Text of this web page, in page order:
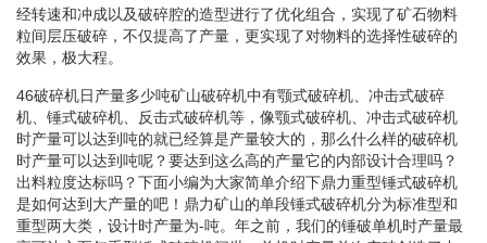
经转速和冲成以及破碎腔的造型进行了优化组合，实现了矿石物料
粒间层压破碎，不仅提高了产量，更实现了对物料的选择性破碎的
效果，极大程。
46破碎机日产量多少吨矿山破碎机中有颚式破碎机、冲击式破碎
机、锤式破碎机、反击式破碎机等，像颚式破碎机、冲击式破碎机
时产量可以达到吨的就已经算是产量较大的，那么什么样的破碎机
时产量可以达到吨呢？要达到这么高的产量它的内部设计合理吗？
出料粒度达标吗？下面小编为大家简单介绍下鼎力重型锤式破碎机
是如何达到大产量的吧！鼎力矿山的单段锤式破碎机分为标准型和
重型两大类，设计时产量为-吨。年之前，我们的锤破单机时产量最